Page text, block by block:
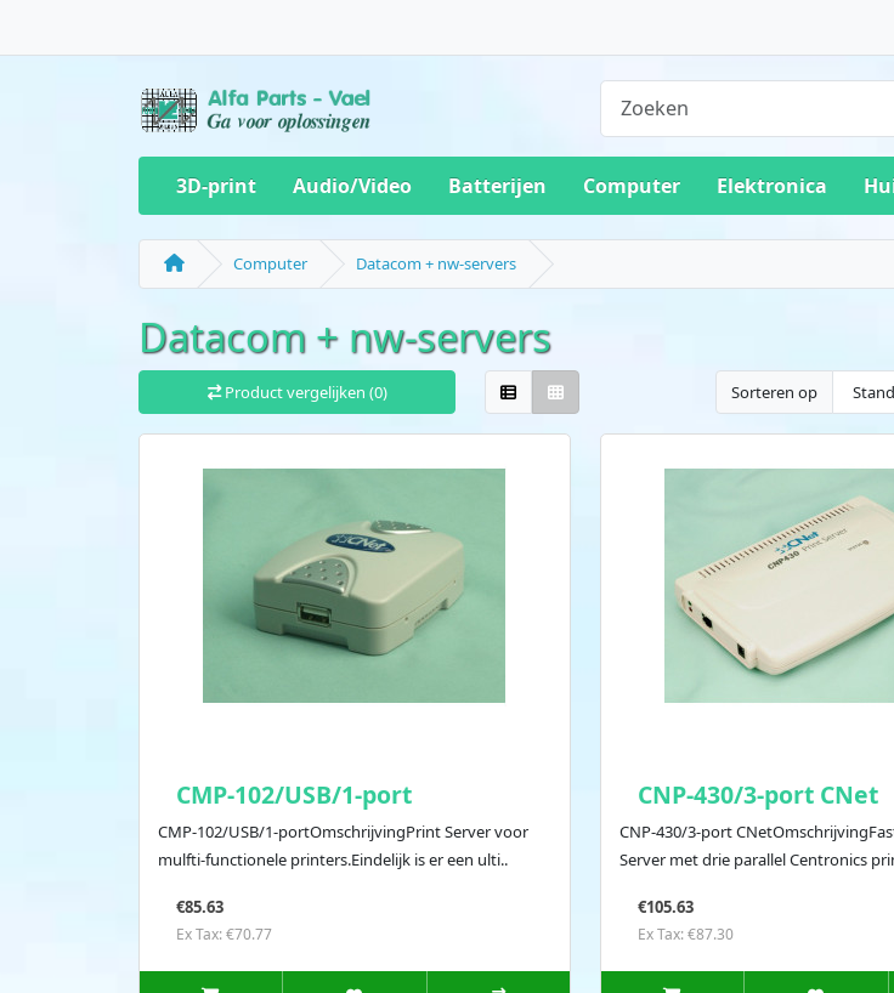
3D-print Audio/Video Batterijen Computer Elektronica
Computer Datacom + nw-servers
Datacom + nw-servers
Product vergelijken (0) Sorteren op
CMP-102/USB/1-port
CMP-102/USB/1-portOmschrijvingPrint Server voor
mulfti-functionele printers.Eindelijk is er een ulti..
€85.63
Ex Tax: €70.77
CNP-430/3-port CNet
CNP-430/3-port
Server met drie parallel Centronics
€105.63
Ex Tax: €87.30